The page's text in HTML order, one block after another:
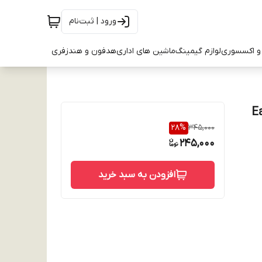
ورود | ثبت‌نام
اکسسوریلوازم گیمینگماشین های اداریهدفون و هندزفری
345,000
28%
245,000
افزودن به سبد خرید